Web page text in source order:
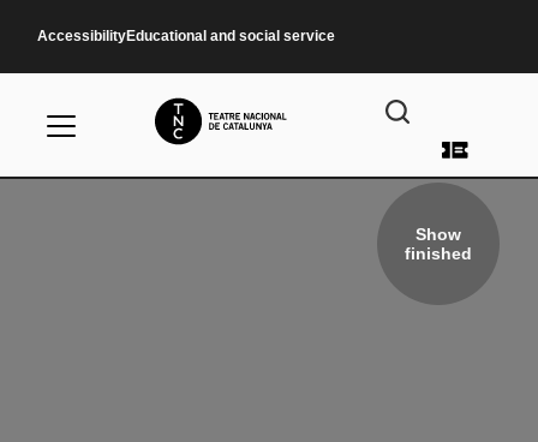
AccessibilityEducational and social service
User
Show
finished